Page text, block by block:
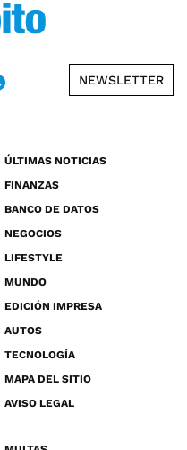
NEWSLETTER
ÚLTIMAS NOTICIAS
FINANZAS
BANCO DE DATOS
NEGOCIOS
LIFESTYLE
MUNDO
EDICIÓN IMPRESA
AUTOS
TECNOLOGÍA
MAPA DEL SITIO
AVISO LEGAL